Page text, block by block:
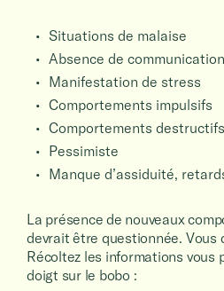
Situations de malaise
Absence de communication
Manifestation de stress
Comportements impulsifs
Comportements destructifs
Pessimiste
Manque d’assiduité,
La présence de nouveaux
devrait être questionnée. Vous
Récoltez les informations
doigt sur le bobo :